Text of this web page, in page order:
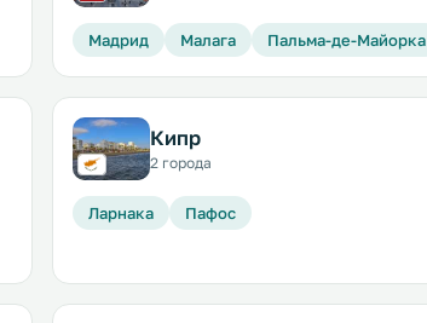
Мадрид Малага Пальма-де-Майорка
Кипр
2 города
Ларнака Пафос